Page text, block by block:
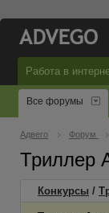
Работа в
Все форумы
Адвего Форум
Триллер
Конкурсы /